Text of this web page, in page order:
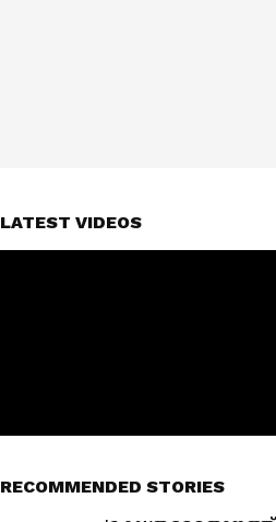
LATEST VIDEOS
RECOMMENDED STORIES